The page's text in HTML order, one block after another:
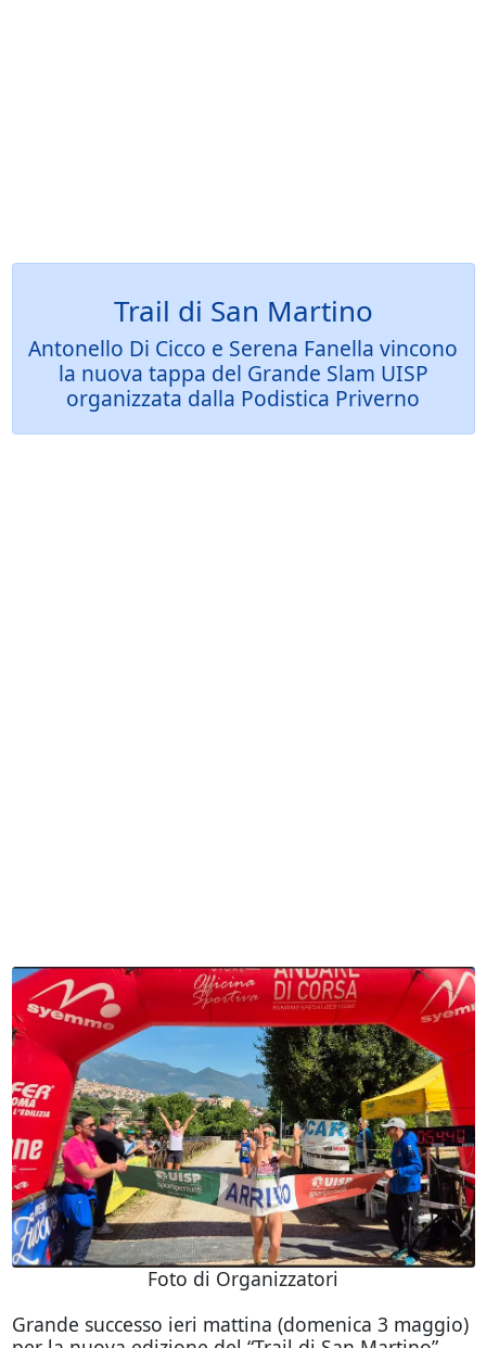
Trail di San Martino
Antonello Di Cicco e Serena Fanella vincono
la nuova tappa del Grande Slam UISP
organizzata dalla Podistica Priverno
Foto di Organizzatori
Grande successo ieri mattina (domenica 3 maggio)